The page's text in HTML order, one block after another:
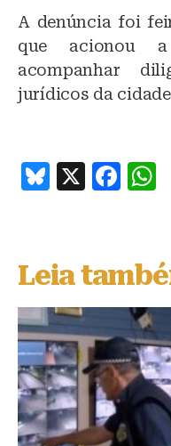
A denúncia foi
que acionou
acompanhar
jurídicos da
B
s
k
y
X
F
e
b
o
o
k
s
Leia